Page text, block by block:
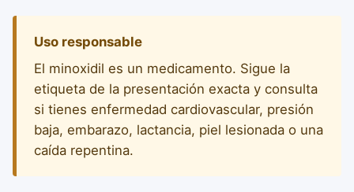
Uso responsable
El minoxidil es un medicamento. Sigue la
etiqueta de la presentación exacta y consulta
si tienes enfermedad cardiovascular, presión
baja, embarazo, lactancia, piel lesionada o una
caída repentina.